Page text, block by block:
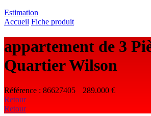
Estimation
Accueil Fiche produit
appartement de 3
QuartierWilson
Référence : 86627405
289.000 €
Retour
Retour